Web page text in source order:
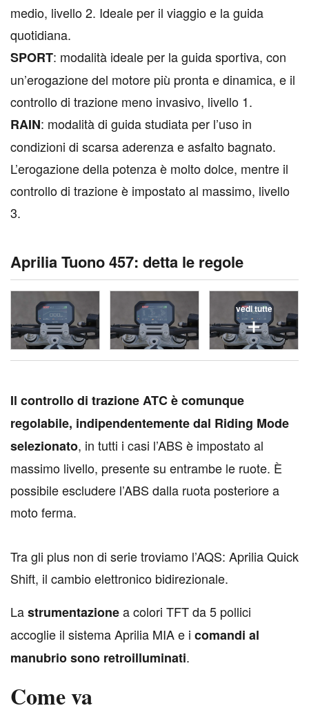
medio, livello 2. Ideale per il viaggio e la guida
quotidiana.
SPORT: modalità ideale per la guida sportiva, con
un’erogazione del motore più pronta e dinamica, e il
controllo di trazione meno invasivo, livello 1.
RAIN: modalità di guida studiata per l’uso in
condizioni di scarsa aderenza e asfalto bagnato.
L’erogazione della potenza è molto dolce, mentre il
controllo di trazione è impostato al massimo, livello
3.
Aprilia Tuono 457: detta le regole
vedi tutte
Il controllo di trazione ATC è comunque
regolabile, indipendentemente dal Riding Mode
selezionato, in tutti i casi l’ABS è impostato al
massimo livello, presente su entrambe le ruote. È
possibile escludere l’ABS dalla ruota posteriore a
moto ferma.
Tra gli plus non di serie troviamo l’AQS: Aprilia Quick
Shift, il cambio elettronico bidirezionale.
Lastrumentazionea colori TFT da 5 pollici
accoglie il sistema Aprilia MIA e i comandi al
manubrio sono retroilluminati.
Come va